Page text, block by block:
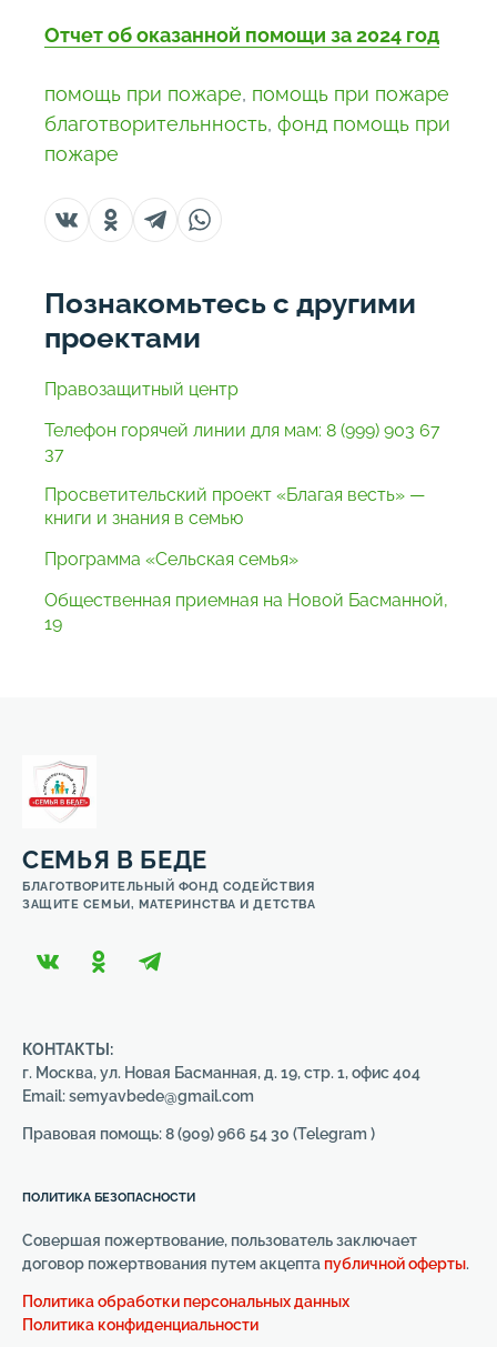
Отчет об оказанной помощи за 2024 год
помощь при пожаре, помощь при пожаре
благотворительнность, фонд помощь при
пожаре
Познакомьтесь с другими
проектами
Правозащитный центр
Телефон горячей линии для мам: 8 (999) 903 67
37
Просветительский проект «Благая весть» —
книги и знания в семью
Программа «Сельская семья»
Общественная приемная на Новой Басманной,
19
СЕМЬЯ В БЕДЕ
БЛАГОТВОРИТЕЛЬНЫЙ ФОНД СОДЕЙСТВИЯ
ЗАЩИТЕ СЕМЬИ, МАТЕРИНСТВА И ДЕТСТВА
КОНТАКТЫ:
г. Москва, ул. Новая Басманная, д. 19, стр. 1, офис 404
Email: semyavbede@gmail.com
Правовая помощь: 8 (909) 966 54 30 (Telegram )
ПОЛИТИКА БЕЗОПАСНОСТИ
Совершая пожертвование, пользователь заключает
договор пожертвования путем акцепта публичной оферты.
Политика обработки персональных данных
Политика конфиденциальности